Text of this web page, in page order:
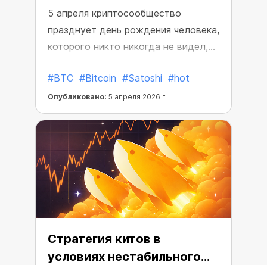
5 апреля криптосообщество
празднует день рождения человека,
которого никто никогда не видел,
#BTC #Bitcoin #Satoshi #hot
Опубликовано: 5 апреля 2026 г.
Стратегия китов в
условиях нестабильного